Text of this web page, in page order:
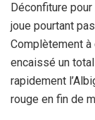
Déconfiture pour
joue pourtant
Complètement à
encaissé un
rapidement
rouge en fin de